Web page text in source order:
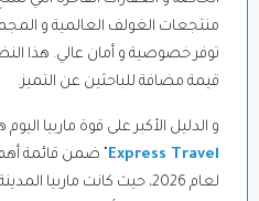
منتجعات الغولف العالمية و
توفر خصوصية و أمان عالي. هذا
قيمة مضافة للباحثين عن التميز.
و الدليل الأكبر على قوة ماربيا اليوم
Express Travel
لعام 2026، حيث كانت ماربيا